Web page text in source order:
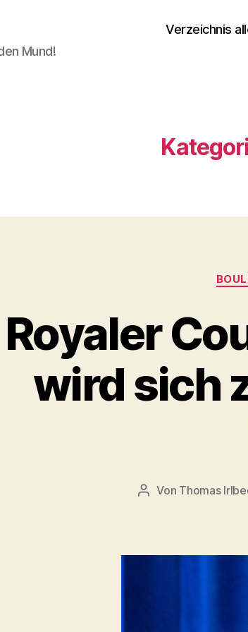
Mund!
Verzeichnis
Royaler
wird sich
Beitragsautor
Von Thomas